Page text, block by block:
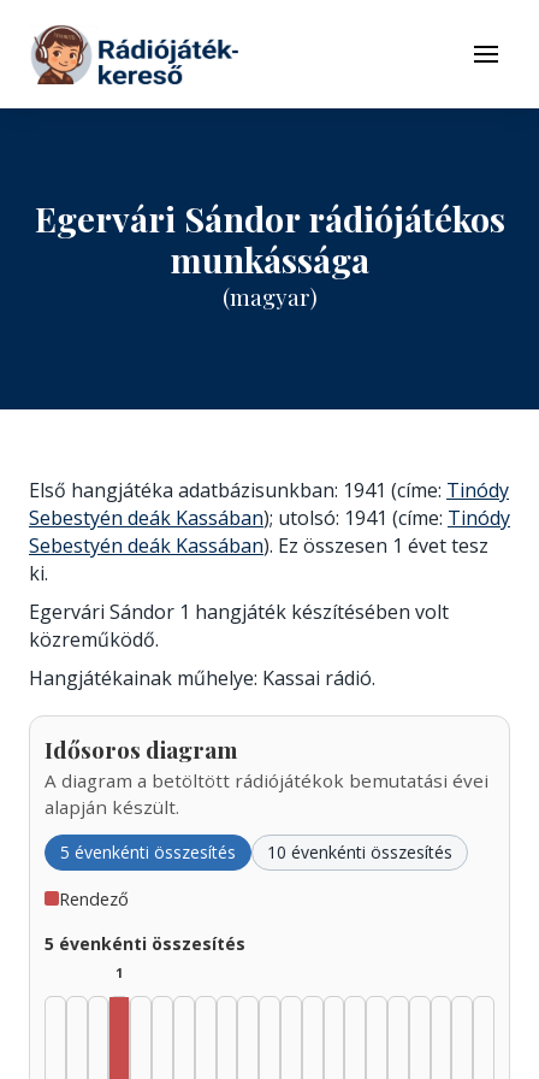
Tovább a tartalomhoz
Menü
Egervári Sándor rádiójátékos
munkássága
(magyar)
Első hangjátéka adatbázisunkban: 1941 (címe: Tinódy
Sebestyén deák Kassában); utolsó: 1941 (címe: Tinódy
Sebestyén deák Kassában). Ez összesen 1 évet tesz
ki.
Egervári Sándor 1 hangjáték készítésében volt
közreműködő.
Hangjátékainak műhelye: Kassai rádió.
Idősoros diagram
A diagram a betöltött rádiójátékok bemutatási évei
alapján készült.
5 évenkénti összesítés 10 évenkénti összesítés
Rendező
5 évenkénti összesítés
1